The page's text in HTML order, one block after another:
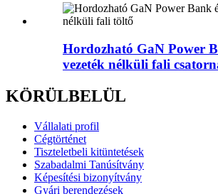
Hordozható GaN Power
vezeték nélküli fali
KÖRÜLBELÜL
Vállalati profil
Cégtörténet
Tiszteletbeli kitüntetések
Szabadalmi Tanúsítvány
Képesítési bizonyítvány
Gyári berendezések